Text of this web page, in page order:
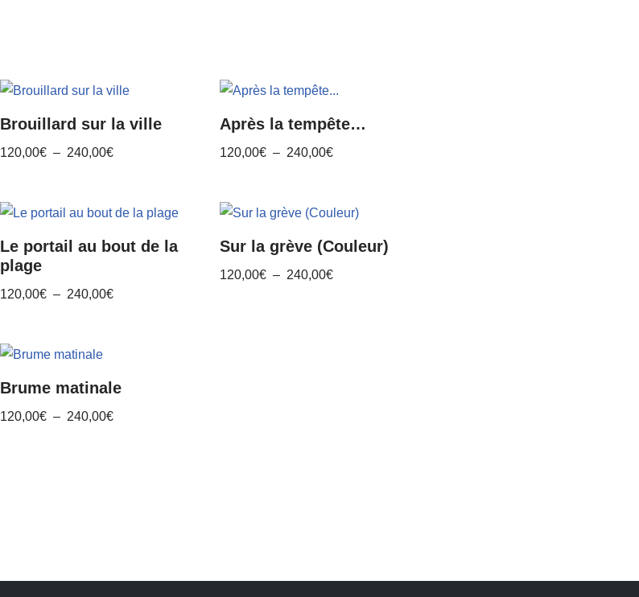
Brouillard sur la ville
120,00€ – 240,00€
Après la tempête…
120,00€ – 240,00€
Le portail au bout de la
plage
120,00€ – 240,00€
Sur la grève (Couleur)
120,00€ – 240,00€
Brume matinale
120,00€ – 240,00€